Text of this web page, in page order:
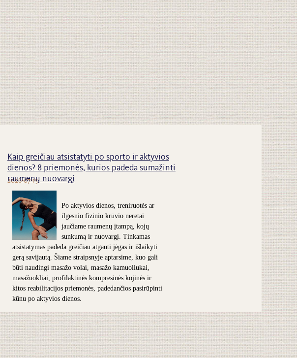
Kaip greičiau atsistatyti po sporto ir aktyvios
dienos? 8 priemonės, kurios padeda sumažinti
raumenų nuovargį
2026-07-15
Po aktyvios dienos, treniruotės ar
ilgesnio fizinio krūvio neretai
jaučiame raumenų įtampą, kojų
sunkumą ir nuovargį. Tinkamas
atsistatymas padeda greičiau atgauti jėgas ir išlaikyti
gerą savijautą. Šiame straipsnyje aptarsime, kuo gali
būti naudingi masažo volai, masažo kamuoliukai,
masažuokliai, profilaktinės kompresinės kojinės ir
kitos reabilitacijos priemonės, padedančios pasirūpinti
kūnu po aktyvios dienos.